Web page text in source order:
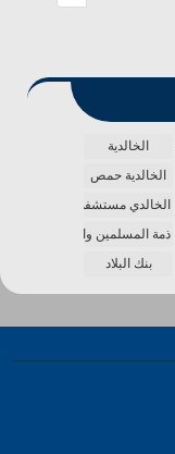
الخالدية
الخالدية حمص
الخالدي مستشفى
ذمة المسلمين واحدة
بنك البلاد